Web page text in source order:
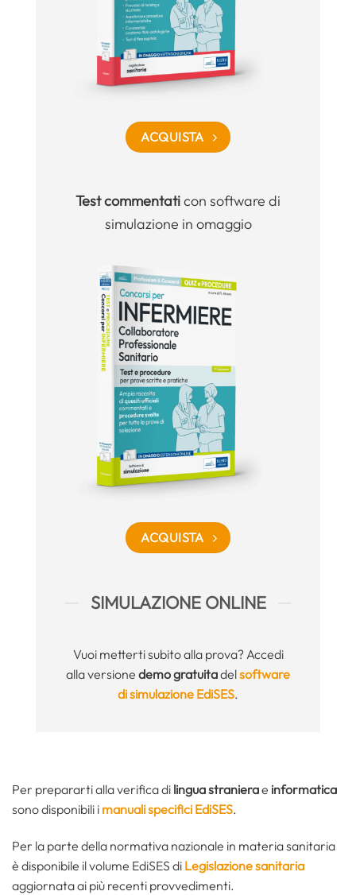
ACQUISTA
Test commentaticon software di
simulazione in omaggio
ACQUISTA
SIMULAZIONE ONLINE
Vuoi metterti subito alla prova? Accedi
alla versione demo gratuitadelsoftware
di simulazione EdiSES.
Per prepararti alla verifica di lingua stranierae informatica
sono disponibili i manuali specifici EdiSES.
Per la parte della normativa nazionale in materia sanitaria
è disponibile il volume EdiSES di Legislazione sanitaria
aggiornata ai più recenti provvedimenti.